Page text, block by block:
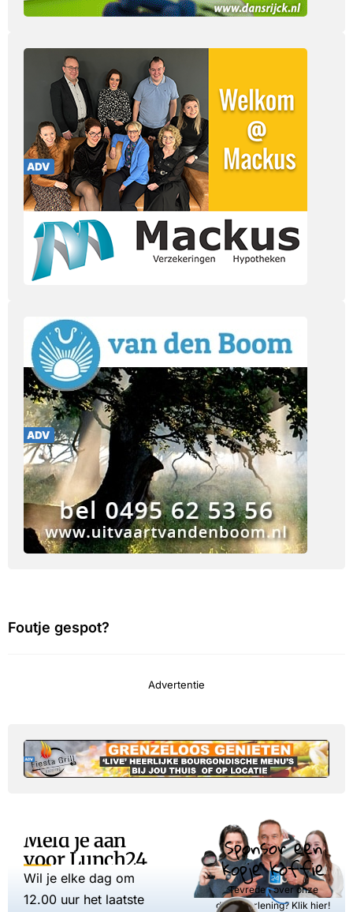
Foutje gespot?
Advertentie
Meld je aan
voor Lunch24
Wil je elke dag om
12.00 uur het laatste
Sponsor een
kopje koffie
Tevreden over onze
dienstverlening? Klik hier!